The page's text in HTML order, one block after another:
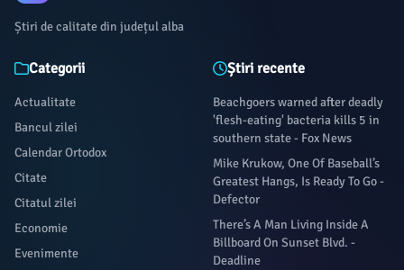
Știri de calitate din județul alba
Categorii
Actualitate
Bancul zilei
Calendar Ortodox
Citate
Citatul zilei
Economie
Evenimente
Știri recente
Beachgoers warned after deadly
'flesh-eating' bacteria kills 5 in
southern state - Fox News
Mike Krukow, One Of Baseball’s
Greatest Hangs, Is Ready To Go -
Defector
There’s A Man Living Inside A
Billboard On Sunset Blvd. -
Deadline